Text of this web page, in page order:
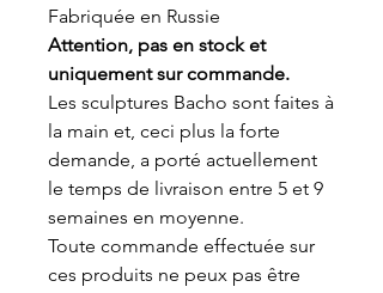
Fabriquée en Russie
Attention, pas en stock et
uniquement sur commande.
Les sculptures Bacho sont faites à
la main et, ceci plus la forte
demande, a porté actuellement
le temps de livraison entre 5 et 9
semaines en moyenne.
Toute commande effectuée sur
ces produits ne peux pas être